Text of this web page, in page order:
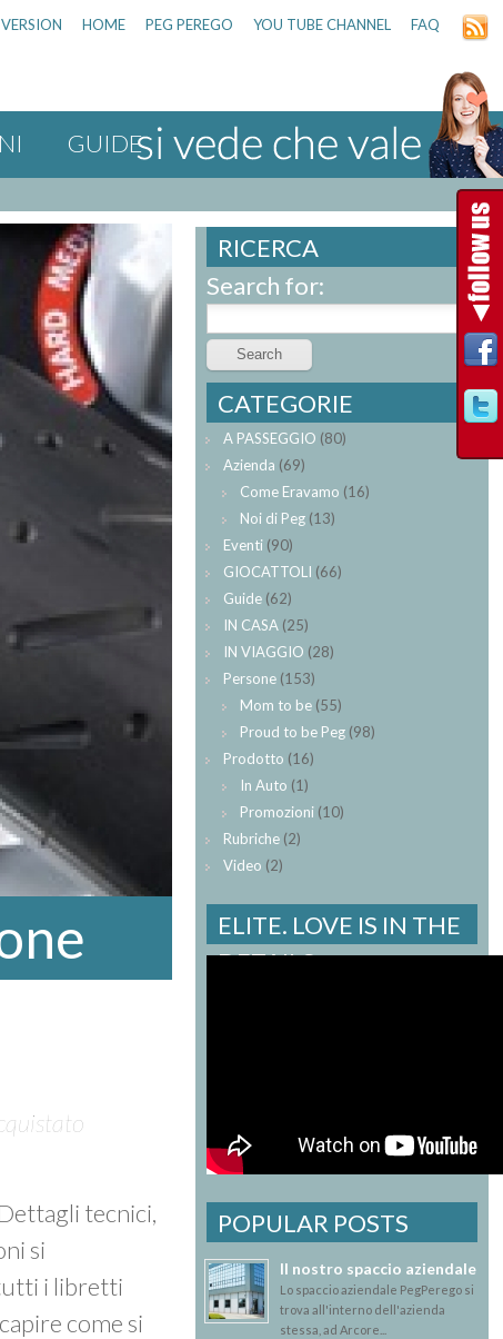
HOME PEG PEREGO YOU TUBE CHANNEL FAQ
GUIDE
tecnici,
si
i libretti
come si
RICERCA
Search for:
CATEGORIE
A PASSEGGIO (80)
Azienda (69)
Come Eravamo (16)
Noi di Peg (13)
Eventi (90)
GIOCATTOLI (66)
Guide (62)
IN CASA (25)
IN VIAGGIO (28)
Persone (153)
Mom to be (55)
Proud to be Peg (98)
Prodotto (16)
In Auto (1)
Promozioni (10)
Rubriche (2)
Video (2)
ELITE. LOVE IS IN THE
DETAILS.
POPULAR POSTS
Il nostro spaccio aziendale
Lo spaccio aziendale PegPerego si
trova all'interno dell'azienda
stessa, ad Arcore...